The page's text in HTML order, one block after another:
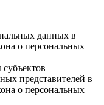
данных в
о персональных
представителей в
о персональных